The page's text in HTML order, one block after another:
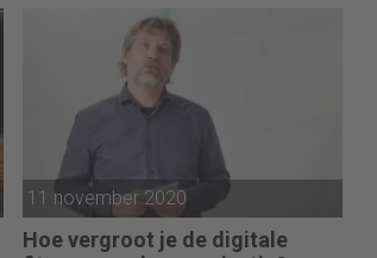
Kahneman beschrijft in zijn nieuwste
boek wat je als executive kunt doen
om deze stoorzenders te reduceren
bij jezelf en in de organisatie.
11 november 2020
Hoe vergroot je de digitale